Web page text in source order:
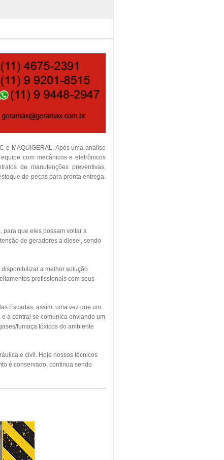
MAQUIGERAL. Após uma análise
com mecânicos e eletrônicos
de manutenções preventivas,
de peças para pronta entrega.
para que eles possam voltar a
de geradores a diesel, sendo
a melhor solução
profissionais com seus
Escadas, assim, uma vez que um
a central se comunica enviando um
fumaça tóxicos do ambiente
e civil. Hoje nossos técnicos
é conservado, continua sendo